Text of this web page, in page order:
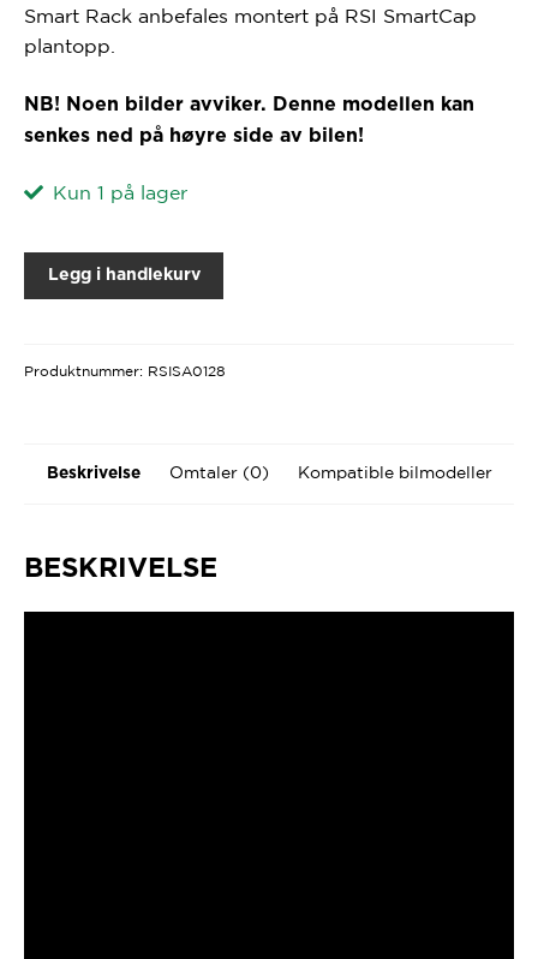
Smart Rack anbefales montert på RSI SmartCap
plantopp.
NB! Noen bilder avviker. Denne modellen kan
senkes ned på høyre side av bilen!
Kun 1 på lager
Legg i handlekurv
Produktnummer: RSISA0128
Beskrivelse Omtaler (0) Kompatible bilmodeller
BESKRIVELSE